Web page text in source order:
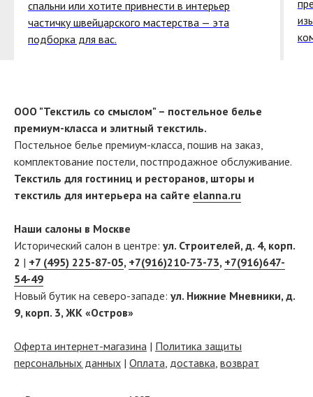
спальни или хотите привнести в интерьер
частичку швейцарского мастерства — эта
подборка для вас.
ООО "Текстиль со смыслом" – постельное белье
премиум-класса и элитный текстиль.
Постельное белье премиум-класса, пошив на заказ,
комплектование постели, постпродажное обслуживание.
Текстиль для гостиниц и ресторанов, шторы и
текстиль для интерьера на сайте elanna.ru
Наши салоны в Москве
Исторический салон в центре: ул. Строителей, д. 4, корп.
2 | +7 (495) 225-87-05, +7(916)210-73-73, +7(916)647-
54-49
Новый бутик на северо-западе: ул. Нижние Мневники, д.
9, корп. 3, ЖК «Остров»
Оферта интернет-магазина | Политика защиты
персональных данных | Оплата доставка возврат